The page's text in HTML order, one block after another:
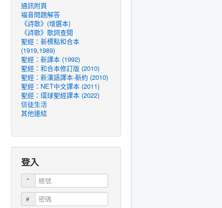
通訊附頁
福音問題解答
《詩歌》(增選本)
《詩歌》歌詞查閱
聖經：新標點和合本
(1919,1989)
聖經：新譯本 (1992)
聖經：和合本修訂版 (2010)
聖經：新漢語譯本-新約 (2010)
聖經：NET中文譯本 (2011)
聖經：環球聖經譯本 (2022)
信徒生活
其他連結
登入
帳號
密碼